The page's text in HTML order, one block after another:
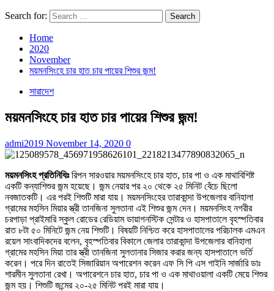
Search for:
Home
2020
November
ময়মনসিংহে চার হাত চার পায়ের শিশুর জন্ম!
সারাদেশ
ময়মনসিংহে চার হাত চার পায়ের শিশুর জন্ম!
admi2019 November 14, 2020 0
ময়মনসিংহ প্রতিনিধিঃরিপন সারওয়ার ময়মনসিংহে চার হাত, চার পা ও এক মাথাবিশিষ্ট
একটি কন্যাশিশুর জন্ম হয়েছে। জন্ম নেয়ার পর ২০ থেকে ২৫ মিনিট বেঁচে ছিলো
নবজাতকটি। এর পরই শিশুটি মারা যায়। ময়মনসিংহের তারাকান্দা উপজেলার বানিহালা
গ্রামের মহসিন মিয়ার স্ত্রী তানজিনা সুলতানা এই শিশুর জন্ম দেন। ময়মনসিংহ নগরীর
চরপাড়া প্রাইমারি স্কুল রোডের রেডিয়াম ডায়াগনস্টিক সেন্টার ও হাসপাতালে বৃহস্পতিবার
রাত ৮টা ৫০ মিনিটে জন্ম নেয় শিশুটি। বিষয়টি নিশ্চিত করে হাসপাতালের পরিচালক এমএন
রয়েল সাংবাদিকদের বলেন, বৃহস্পতিবার বিকালে জেলার তারাকান্দা উপজেলার বানিহালা
গ্রামের মহসিন মিয়া তার স্ত্রী তানজিনা সুলতানার সিজার করার জন্য হাসপাতালে ভর্তি
করেন। পরে দিন রাতেই সিজারিয়ান অপারেশন করেন এফ সি পি এস গাইনি সার্জারি ডাঃ
শারমীন সুলতানা রেখা। অপারেশনে চার হাত, চার পা ও এক মাথাওয়ালা একটি মেয়ে শিশুর
জন্ম হয়। শিশুটি জন্মের ২০-২৫ মিনিট পরই মারা যায়।